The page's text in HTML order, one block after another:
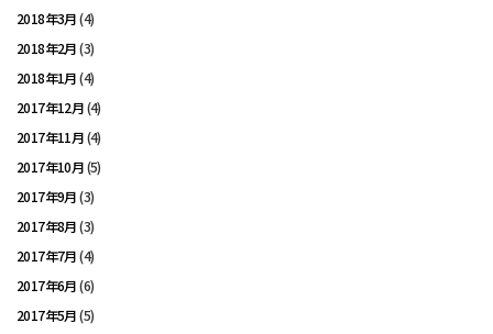
2018年3月(4)
2018年2月(3)
2018年1月(4)
2017年12月(4)
2017年11月(4)
2017年10月(5)
2017年9月(3)
2017年8月(3)
2017年7月(4)
2017年6月(6)
2017年5月(5)